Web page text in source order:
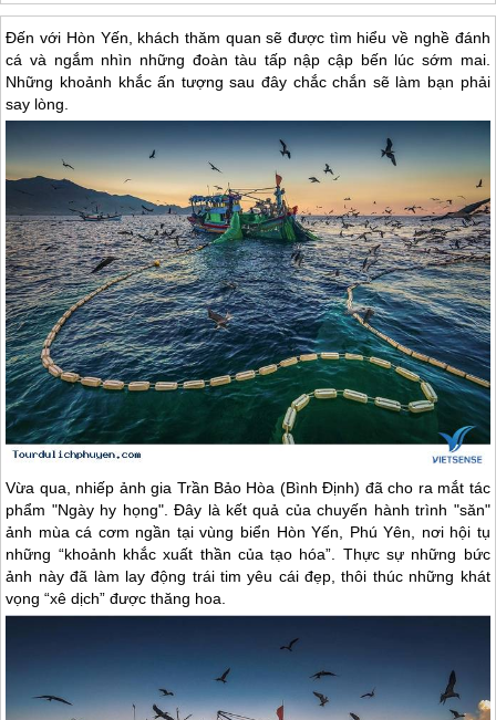
Đến với Hòn Yến, khách thăm quan sẽ được tìm hiểu về nghề đánh
cá và ngắm nhìn những đoàn tàu tấp nập cập bến lúc sớm mai.
Những khoảnh khắc ấn tượng sau đây chắc chắn sẽ làm bạn phải
say lòng.
Vừa qua, nhiếp ảnh gia Trần Bảo Hòa (Bình Định) đã cho ra mắt tác
phẩm "Ngày hy họng". Đây là kết quả của chuyến hành trình "săn"
ảnh mùa cá cơm ngần tại vùng biển Hòn Yến, Phú Yên , nơi hội tụ
những “khoảnh khắc xuất thần của tạo hóa”. Thực sự những bức
ảnh này đã làm lay động trái tim yêu cái đẹp, thôi thúc những khát
vọng “xê dịch” được thăng hoa.